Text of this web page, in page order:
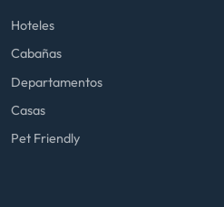
Hoteles
Cabañas
Departamentos
Casas
Pet Friendly